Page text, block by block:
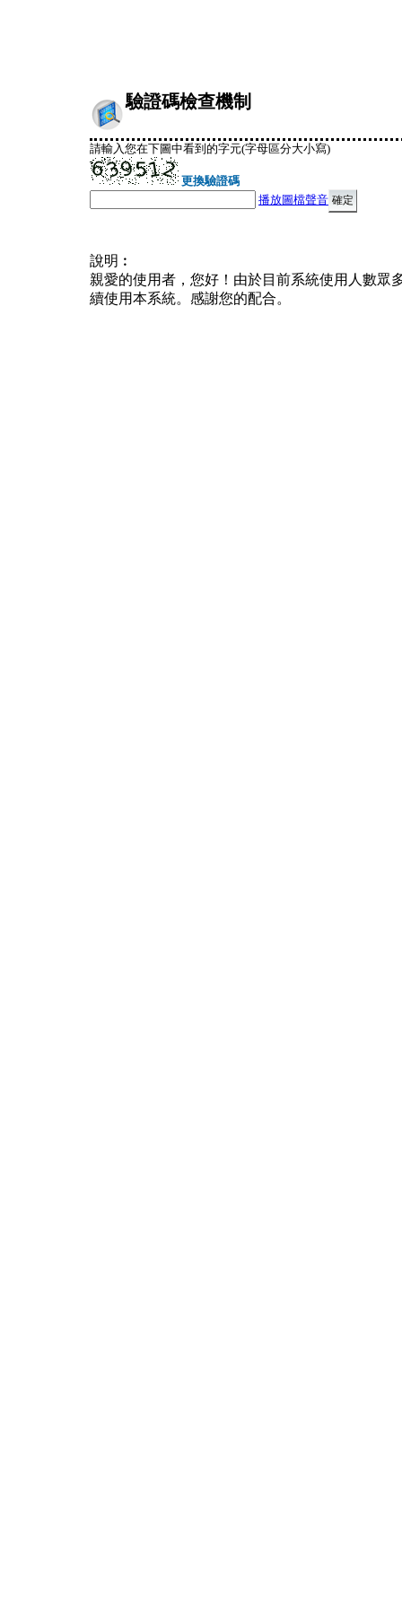
驗證碼檢查機制
請輸入您在下圖中看到的字元(字母區分大小寫)
更換驗證碼
播放圖檔聲音
說明︰
親愛的使用者，您好！由於目前系統使用人數眾
續使用本系統。感謝您的配合。